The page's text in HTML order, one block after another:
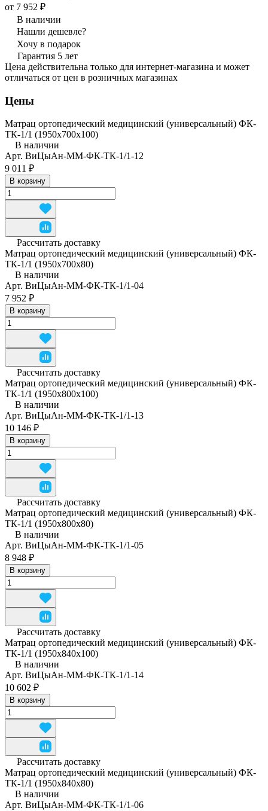
от 7 952 ₽
В наличии
Нашли дешевле?
Хочу в подарок
Гарантия 5 лет
Цена действительна только для интернет-магазина и может
отличаться от цен в розничных магазинах
Цены
Матрац ортопедический медицинский (универсальный) ФК-
ТК-1/1 (1950x700x100)
В наличии
Арт. ВиЦыАн-ММ-ФК-ТК-1/1-12
9 011 ₽
В корзину
Рассчитать доставку
Матрац ортопедический медицинский (универсальный) ФК-
ТК-1/1 (1950x700x80)
В наличии
Арт. ВиЦыАн-ММ-ФК-ТК-1/1-04
7 952 ₽
В корзину
Рассчитать доставку
Матрац ортопедический медицинский (универсальный) ФК-
ТК-1/1 (1950x800x100)
В наличии
Арт. ВиЦыАн-ММ-ФК-ТК-1/1-13
10 146 ₽
В корзину
Рассчитать доставку
Матрац ортопедический медицинский (универсальный) ФК-
ТК-1/1 (1950x800x80)
В наличии
Арт. ВиЦыАн-ММ-ФК-ТК-1/1-05
8 948 ₽
В корзину
Рассчитать доставку
Матрац ортопедический медицинский (универсальный) ФК-
ТК-1/1 (1950x840x100)
В наличии
Арт. ВиЦыАн-ММ-ФК-ТК-1/1-14
10 602 ₽
В корзину
Рассчитать доставку
Матрац ортопедический медицинский (универсальный) ФК-
ТК-1/1 (1950x840x80)
В наличии
Арт. ВиЦыАн-ММ-ФК-ТК-1/1-06